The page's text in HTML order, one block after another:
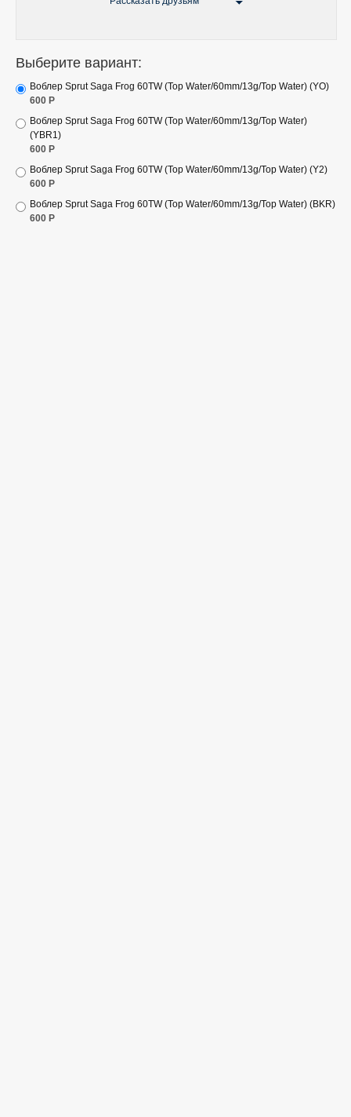
Выберите вариант:
Воблер Sprut Saga Frog 60TW (Top Water/60mm/13g/Top Water) (YO)
600 Р
Воблер Sprut Saga Frog 60TW (Top Water/60mm/13g/Top Water)
(YBR1)
600 Р
Воблер Sprut Saga Frog 60TW (Top Water/60mm/13g/Top Water) (Y2)
600 Р
Воблер Sprut Saga Frog 60TW (Top Water/60mm/13g/Top Water) (BKR)
600 Р